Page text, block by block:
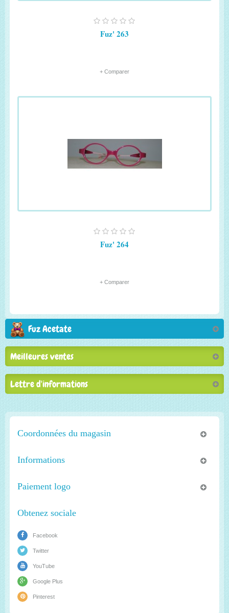
Fuz' 263
+ Comparer
Fuz' 264
+ Comparer
Fuz Acetate
Meilleures ventes
Lettre d'informations
Coordonnées du magasin
Informations
Paiement logo
Obtenez sociale
Facebook
Twitter
YouTube
Google Plus
Pinterest